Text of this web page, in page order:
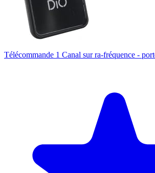
Télécommande 1 Canal sur ra-fréquence -